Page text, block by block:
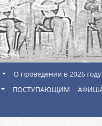
О проведении в 2026
ПОСТУПАЮЩИМ